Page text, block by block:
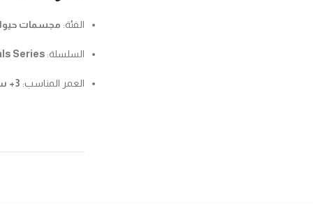
الفئة: مجسمات
السلسلة:Series
العمر المناسب: 3+ سنوات